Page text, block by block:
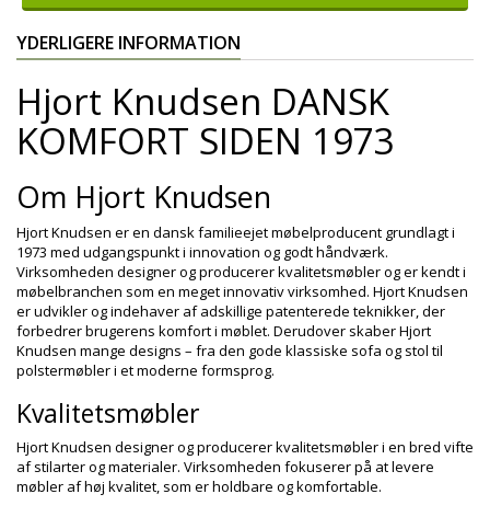
YDERLIGERE INFORMATION
Hjort Knudsen DANSK
KOMFORT SIDEN 1973
Om Hjort Knudsen
Hjort Knudsen er en dansk familieejet møbelproducent grundlagt i
1973 med udgangspunkt i innovation og godt håndværk.
Virksomheden designer og producerer kvalitetsmøbler og er kendt i
møbelbranchen som en meget innovativ virksomhed. Hjort Knudsen
er udvikler og indehaver af adskillige patenterede teknikker, der
forbedrer brugerens komfort i møblet. Derudover skaber Hjort
Knudsen mange designs – fra den gode klassiske sofa og stol til
polstermøbler i et moderne formsprog.
Kvalitetsmøbler
Hjort Knudsen designer og producerer kvalitetsmøbler i en bred vifte
af stilarter og materialer. Virksomheden fokuserer på at levere
møbler af høj kvalitet, som er holdbare og komfortable.